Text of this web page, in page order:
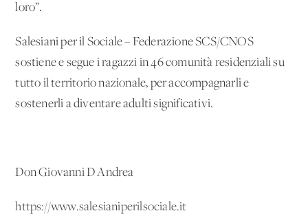
loro”.
Salesiani per il Sociale – Federazione SCS/CNOS
sostiene e segue i ragazzi in 46 comunità residenziali su
tutto il territorio nazionale, per accompagnarli e
sostenerli a diventare adulti significativi.
Don Giovanni D'Andrea
https://www.salesianiperilsociale.it